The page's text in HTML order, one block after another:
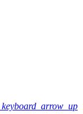
keyboard_arrow_up